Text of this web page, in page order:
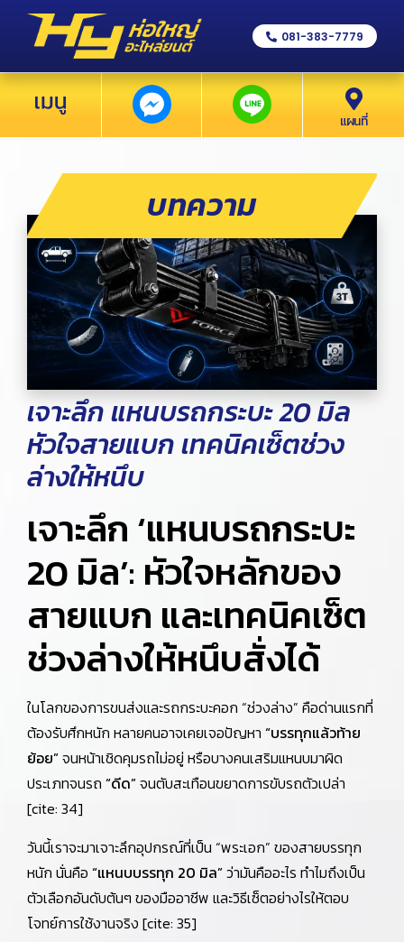
081-383-7779
แผนที่
บทความ
เจาะลึก แหนบรถกระบะ 20 มิล
หัวใจสายแบก เทคนิคเซ็ตช่วง
ล่างให้หนึบ
เจาะลึก ‘แหนบรถกระบะ
20 มิล’: หัวใจหลักของ
สายแบก และเทคนิคเซ็ต
ช่วงล่างให้หนึบสั่งได้
ในโลกของการขนส่งและรถกระบะคอก “ช่วงล่าง” คือด่านแรกที่
ต้องรับศึกหนัก หลายคนอาจเคยเจอปัญหา “บรรทุกแล้วท้าย
ย้อย”จนหน้าเชิดคุมรถไม่อยู่ หรือบางคนเสริมแหนบมาผิด
ประเภทจนรถ “ดีด”จนตับสะเทือนขยาดการขับรถตัวเปล่า
[cite: 34]
วันนี้เราจะมาเจาะลึกอุปกรณ์ที่เป็น “พระเอก” ของสายบรรทุก
หนัก นั่นคือ “แหนบบรรทุก 20 มิล”ว่ามันคืออะไร ทำไมถึงเป็น
ตัวเลือกอันดับต้นๆ ของมืออาชีพ และวิธีเซ็ตอย่างไรให้ตอบ
โจทย์การใช้งานจริง [cite: 35]